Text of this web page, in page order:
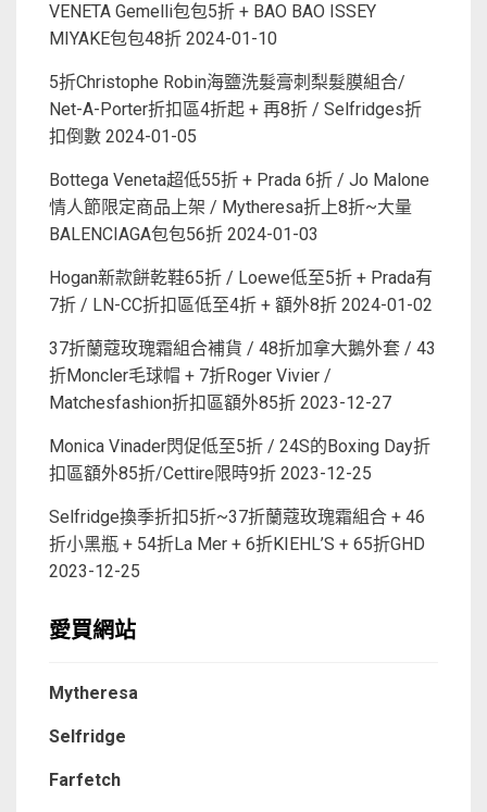
VENETA Gemelli包包5折 + BAO BAO ISSEY
MIYAKE包包48折 2024-01-10
5折Christophe Robin海鹽洗髮膏刺梨髮膜組合/
Net-A-Porter折扣區4折起 + 再8折 / Selfridges折
扣倒數 2024-01-05
Bottega Veneta超低55折 + Prada 6折 / Jo Malone
情人節限定商品上架 / Mytheresa折上8折~大量
BALENCIAGA包包56折 2024-01-03
Hogan新款餅乾鞋65折 / Loewe低至5折 + Prada有
7折 / LN-CC折扣區低至4折 + 額外8折 2024-01-02
37折蘭蔻玫瑰霜組合補貨 / 48折加拿大鵝外套 / 43
折Moncler毛球帽 + 7折Roger Vivier /
Matchesfashion折扣區額外85折 2023-12-27
Monica Vinader閃促低至5折 / 24S的Boxing Day折
扣區額外85折/Cettire限時9折 2023-12-25
Selfridge換季折扣5折~37折蘭蔻玫瑰霜組合 + 46
折小黑瓶 + 54折La Mer + 6折KIEHL’S + 65折GHD
2023-12-25
愛買網站
Mytheresa
Selfridge
Farfetch